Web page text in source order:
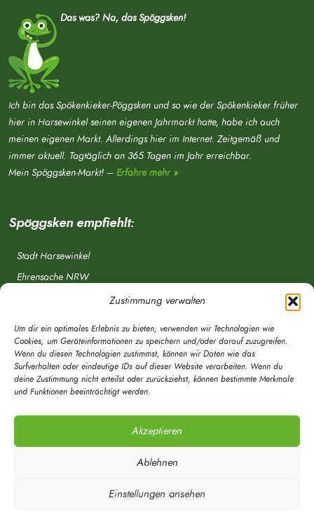
Zustimmung verwalten
Um dir ein optimales Erlebnis zu bieten, verwenden wir Technologien wie
Cookies, um Geräteinformationen zu speichern und/oder darauf zuzugreifen.
Wenn du diesen Technologien zustimmst, können wir Daten wie das
Surfverhalten oder eindeutige IDs auf dieser Website verarbeiten. Wenn du
deine Zustimmung nicht erteilst oder zurückziehst, können bestimmte Merkmale
und Funktionen beeinträchtigt werden.
Akzeptieren
Ablehnen
Einstellungen ansehen
Das was? Na, das Spöggsken!
Ich bin das Spökenkieker-Pöggsken und so wie der Spökenkieker früher
hier in Harsewinkel seinen eigenen Jahrmarkt hatte, habe ich auch
meinen eigenen Markt. Allerdings hier im Internet. Zeitgemäß und
immer aktuell. Tagtäglich an 365 Tagen im Jahr erreichbar.
Mein Spöggsken-Markt! – Erfahre mehr »
Spöggsken empfiehlt:
Stadt Harsewinkel
Ehrensache NRW
OWL Verkehr
Greffen.de
Verkehrsverein Harsewinkel e. V.
© Mein Spöggsken-Markt | Marketingberatung | Timo Röwekamp 2020 - Alle